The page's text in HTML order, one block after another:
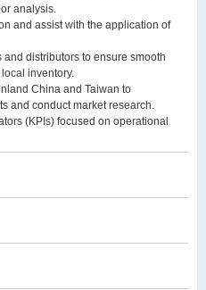
analysis.
and assist with the application of
distributors to ensure smooth
inventory.
China and Taiwan to
and conduct market research.
(KPIs) focused on operational